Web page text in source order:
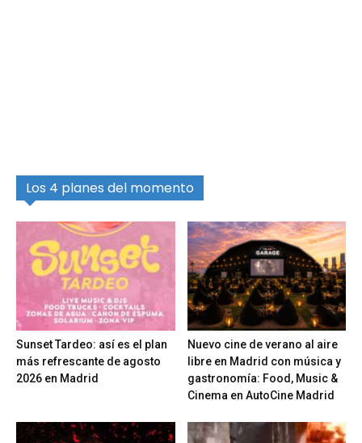
Los 4 planes del momento
Sunset Tardeo: así es el plan
más refrescante de agosto
2026 en Madrid
Nuevo cine de verano al aire
libre en Madrid con música y
gastronomía: Food, Music &
Cinema en AutoCine Madrid